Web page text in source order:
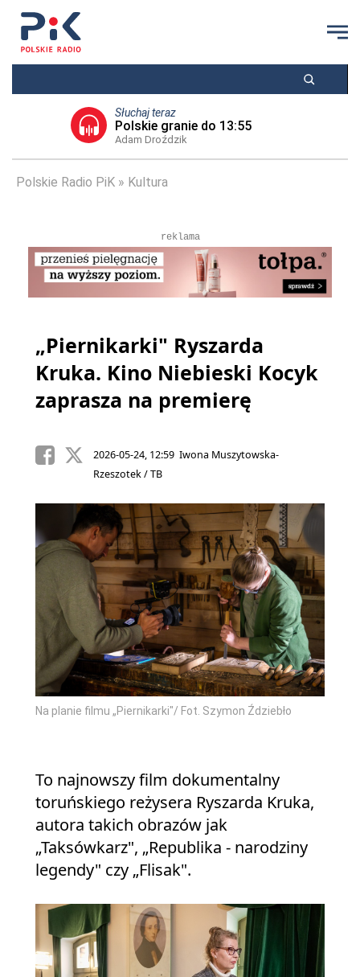
Słuchaj teraz
Polskie granie do 13:55
Adam Droździk
Polskie Radio PiK Kultura
reklama
„Piernikarki" Ryszarda
Kruka. Kino Niebieski Kocyk
zaprasza na premierę
2026-05-24, 12:59 Iwona Muszytowska-
Rzeszotek / TB
Na planie filmu „Piernikarki"/ Fot. Szymon Ździebło
To najnowszy film dokumentalny
toruńskiego reżysera Ryszarda Kruka,
autora takich obrazów jak
„Taksówkarz", „Republika - narodziny
legendy" czy „Flisak".